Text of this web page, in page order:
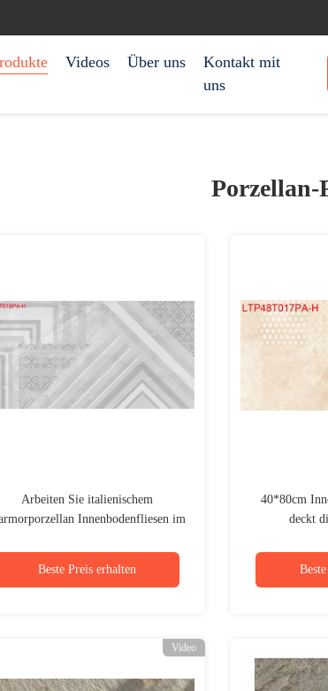
Videos Über uns
Kontakt mit
uns
Porzellan-
Arbeiten Sie italienischem
Innenbodenfliesen im
Beste Preis erhalten
40*80cm
deckt
Video